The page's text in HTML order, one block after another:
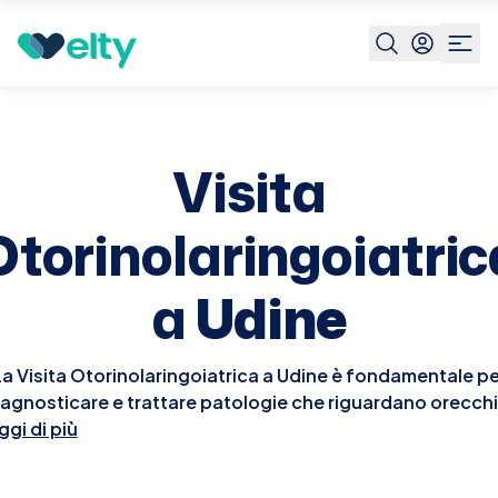
Prenota visita Visita Otorinolaringoiatrica Udine
Visita
aUdine
Visita Otorinolaringoiatrica a Udine è fondamentale
e trattare patologie che riguardano
e gola. Durante la visita, l'otorinolaringoiatra
di più